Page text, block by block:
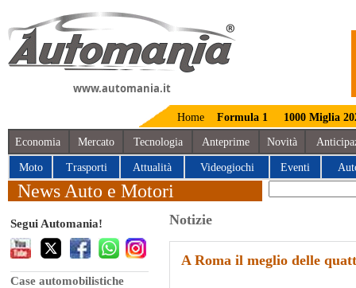
www.automania.it
Home Formula 1 1000 Miglia
Economia Mercato Tecnologia Anteprime Novità
Moto Trasporti Attualità Videogiochi Eventi
News Auto e Motori
Segui Automania!
Case automobilistiche
Notizie
A Roma il meglio delle